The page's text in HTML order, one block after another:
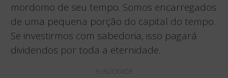
mordomo de seu tempo. Somos encarregados
de uma pequena porção do capital do tempo.
Se investirmos com sabedoria, isso pagará
dividendos por toda a eternidade.
PUBLICIDADE